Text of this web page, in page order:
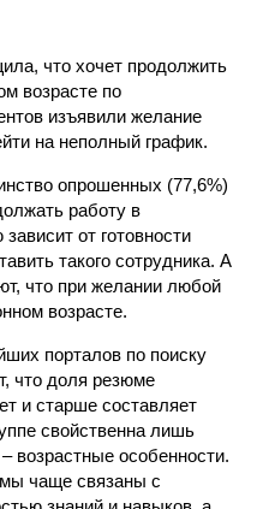
что хочет продолжить
возрасте по
изъявили желание
на неполный график.
опрошенных (77,6%)
работу в
от готовности
такого сотрудника. А
что при желании любой
возрасте.
порталов по поиску
что доля резюме
и старше составляет
свойственна лишь
возрастные особенности.
чаще связаны с